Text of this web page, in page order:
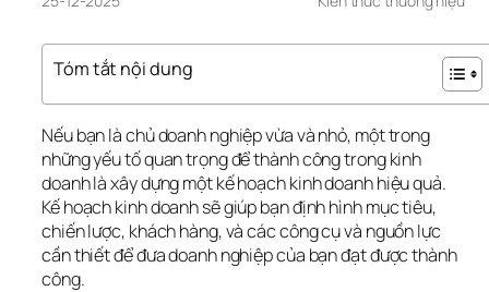
Tóm tắt nội dung
Nếu bạn là chủ doanh nghiệp vừa và nhỏ, một trong
những yếu tố quan trọng để thành công trong kinh
doanh là xây dựng một kế hoạch kinh doanh hiệu quả.
Kế hoạch kinh doanh sẽ giúp bạn định hình mục tiêu,
chiến lược, khách hàng, và các công cụ và nguồn lực
cần thiết để đưa doanh nghiệp của bạn đạt được thành
công.